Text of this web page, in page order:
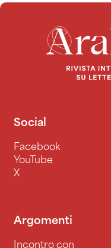
Social
Facebook
YouTube
X
Argomenti
Incontro con